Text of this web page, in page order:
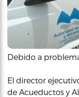
Debido a
El director
de Acueductos y